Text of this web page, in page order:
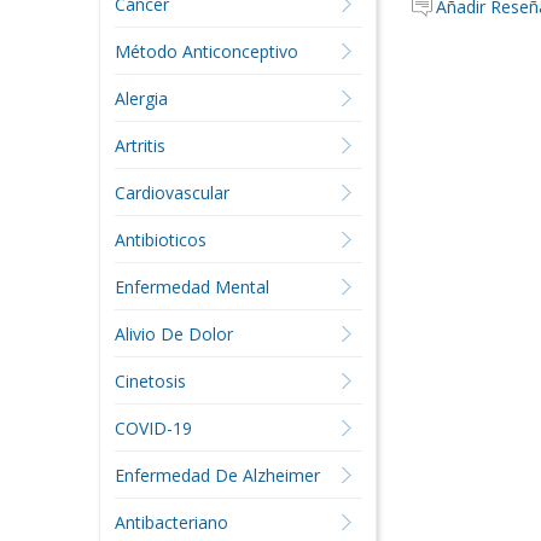
Añadir
Método Anticonceptivo
Alergia
Artritis
Cardiovascular
Antibioticos
Enfermedad Mental
Alivio De Dolor
Cinetosis
COVID-19
Enfermedad De Alzheimer
Antibacteriano